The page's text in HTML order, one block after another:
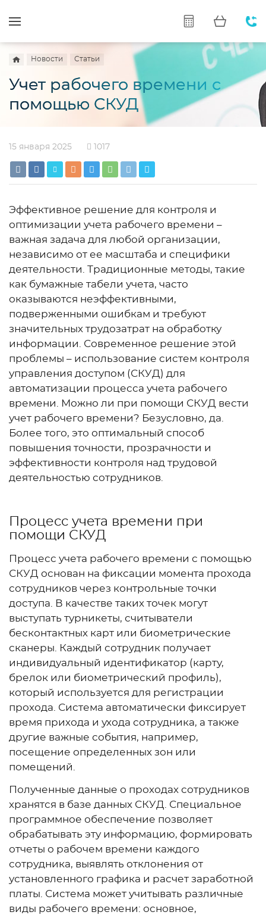
Новости Статьи
Учет рабочего времени с
помощью СКУД
15 января 2025 1017
Эффективное решение для контроля и
оптимизации учета рабочего времени –
важная задача для любой организации,
независимо от ее масштаба и специфики
деятельности. Традиционные методы, такие
как бумажные табели учета, часто
оказываются неэффективными,
подверженными ошибкам и требуют
значительных трудозатрат на обработку
информации. Современное решение этой
проблемы – использование систем контроля
управления доступом (СКУД) для
автоматизации процесса учета рабочего
времени. Можно ли при помощи СКУД вести
учет рабочего времени? Безусловно, да.
Более того, это оптимальный способ
повышения точности, прозрачности и
эффективности контроля над трудовой
деятельностью сотрудников.
Процесс учета времени при
помощи СКУД
Процесс учета рабочего времени с помощью
СКУД основан на фиксации момента прохода
сотрудников через контрольные точки
доступа. В качестве таких точек могут
выступать турникеты, считыватели
бесконтактных карт или биометрические
сканеры. Каждый сотрудник получает
индивидуальный идентификатор (карту,
брелок или биометрический профиль),
который используется для регистрации
прохода. Система автоматически фиксирует
время прихода и ухода сотрудника, а также
другие важные события, например,
посещение определенных зон или
помещений.
Полученные данные о проходах сотрудников
хранятся в базе данных СКУД. Специальное
программное обеспечение позволяет
обрабатывать эту информацию, формировать
отчеты о рабочем времени каждого
сотрудника, выявлять отклонения от
установленного графика и расчет заработной
платы. Система может учитывать различные
виды рабочего времени: основное,